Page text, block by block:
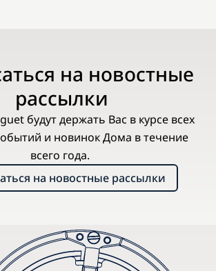
на новостные
рассылки
будут держать Вас в курсе всех
и новинок Дома в течение
всего года.
на новостные рассылки